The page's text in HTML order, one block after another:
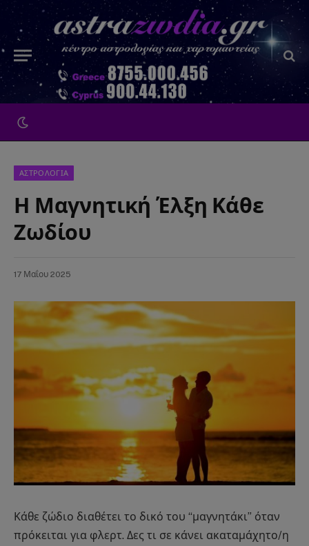
ΑΣΤΡΟΛΟΓΙΑ
Η Μαγνητική Έλξη Κάθε
Ζωδίου
17 Μαΐου 2025
Κάθε ζώδιο διαθέτει το δικό του “μαγνητάκι” όταν
πρόκειται για φλερτ. Δες τι σε κάνει ακαταμάχητο/η